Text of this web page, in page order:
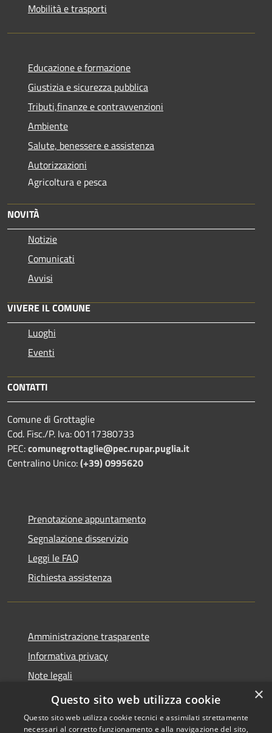
Mobilità e trasporti
Educazione e formazione
Giustizia e sicurezza pubblica
Tributi,finanze e contravvenzioni
Ambiente
Salute, benessere e assistenza
Autorizzazioni
Agricoltura e pesca
NOVITÀ
Notizie
Comunicati
Avvisi
VIVERE IL COMUNE
Luoghi
Eventi
CONTATTI
Comune di Grottaglie
Cod. Fisc./P. Iva: 00117380733
PEC:comunegrottaglie@pec.rupar.puglia.it
Centralino Unico:(+39) 0995620
Prenotazione appuntamento
Segnalazione disservizio
Leggi le FAQ
Richiesta assistenza
Amministrazione trasparente
Informativa privacy
Note legali
Dichiarazione di accessibilità
×
Questo sito web utilizza cookie
Questo sito web utilizza cookie tecnici e assimilati strettamente
necessari al corretto funzionamento e alla navigazione del sito,